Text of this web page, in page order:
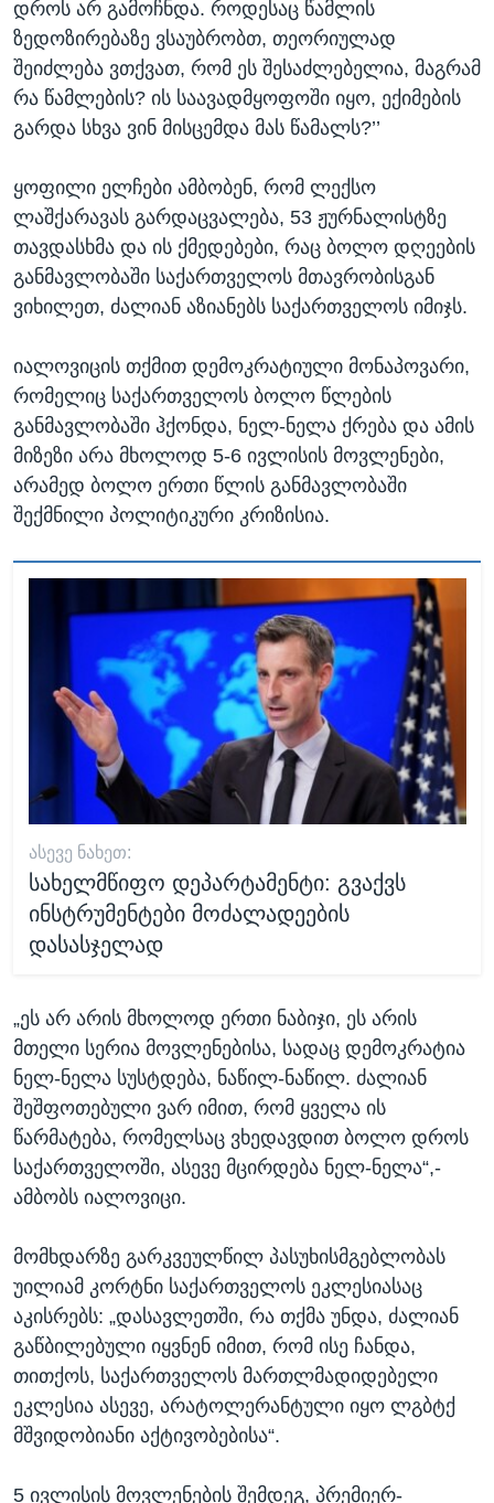
დროს არ გამოჩნდა. როდესაც წამლის
ზედოზირებაზე ვსაუბრობთ, თეორიულად
შეიძლება ვთქვათ, რომ ეს შესაძლებელია, მაგრამ
რა წამლების? ის საავადმყოფოში იყო, ექიმების
გარდა სხვა ვინ მისცემდა მას წამალს?’’
ყოფილი ელჩები ამბობენ, რომ ლექსო
ლაშქარავას გარდაცვალება, 53 ჟურნალისტზე
თავდასხმა და ის ქმედებები, რაც ბოლო დღეების
განმავლობაში საქართველოს მთავრობისგან
ვიხილეთ, ძალიან აზიანებს საქართველოს იმიჯს.
იალოვიცის თქმით დემოკრატიული მონაპოვარი,
რომელიც საქართველოს ბოლო წლების
განმავლობაში ჰქონდა, ნელ-ნელა ქრება და ამის
მიზეზი არა მხოლოდ 5-6 ივლისის მოვლენები,
არამედ ბოლო ერთი წლის განმავლობაში
შექმნილი პოლიტიკური კრიზისია.
ᲐᲡᲔᲕᲔ ᲜᲐᲮᲔᲗ:
სახელმწიფო დეპარტამენტი: გვაქვს
ინსტრუმენტები მოძალადეების
დასასჯელად
„ეს არ არის მხოლოდ ერთი ნაბიჯი, ეს არის
მთელი სერია მოვლენებისა, სადაც დემოკრატია
ნელ-ნელა სუსტდება, ნაწილ-ნაწილ. ძალიან
შეშფოთებული ვარ იმით, რომ ყველა ის
წარმატება, რომელსაც ვხედავდით ბოლო დროს
საქართველოში, ასევე მცირდება ნელ-ნელა“,-
ამბობს იალოვიცი.
მომხდარზე გარკვეულწილ პასუხისმგებლობას
უილიამ კორტნი საქართველოს ეკლესიასაც
აკისრებს: „დასავლეთში, რა თქმა უნდა, ძალიან
გაწბილებული იყვნენ იმით, რომ ისე ჩანდა,
თითქოს, საქართველოს მართლმადიდებელი
ეკლესია ასევე, არატოლერანტული იყო ლგბტქ
მშვიდობიანი აქტივობებისა“.
5 ივლისის მოვლენების შემდეგ, პრემიერ-